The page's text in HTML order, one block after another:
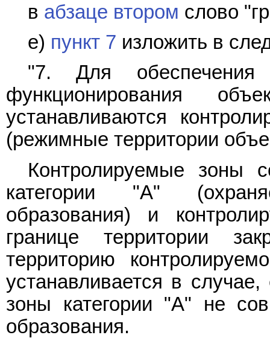
в абзаце втором слово
е) пункт 7 изложить в
"7. Для обеспечения
функционирования
устанавливаются
(режимные территории
Контролируемые зоны
категории "А"
образования) и
границе территории
территорию
устанавливается в
зоны категории "А" не
образования.